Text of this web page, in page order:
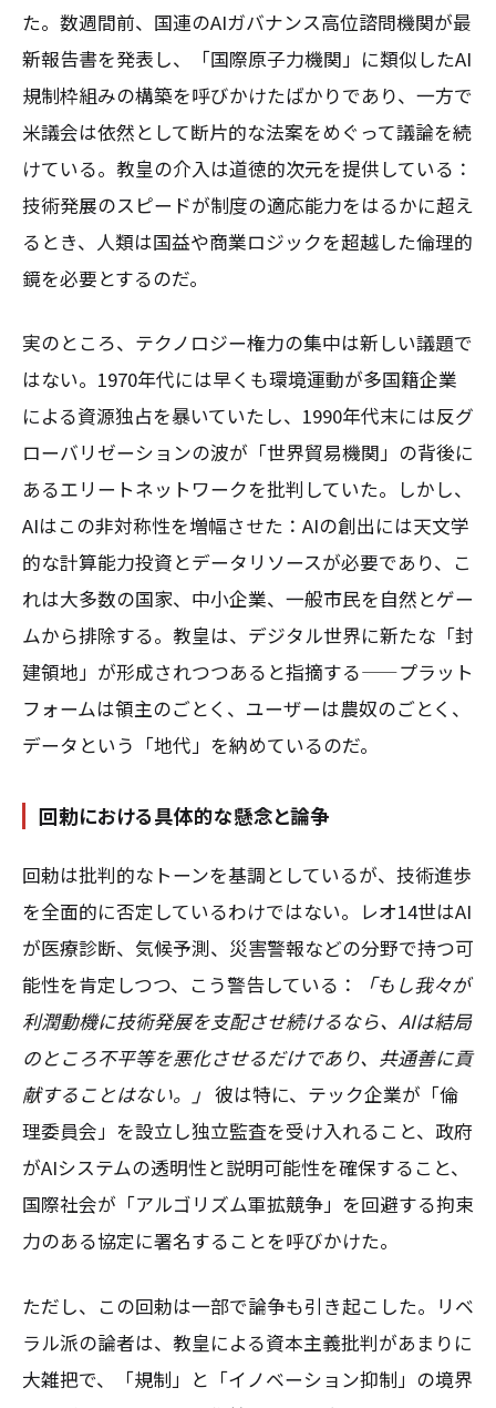
た。数週間前、国連のAIガバナンス高位諮問機関が最
新報告書を発表し、「国際原子力機関」に類似したAI
規制枠組みの構築を呼びかけたばかりであり、一方で
米議会は依然として断片的な法案をめぐって議論を続
けている。教皇の介入は道徳的次元を提供している：
技術発展のスピードが制度の適応能力をはるかに超え
るとき、人類は国益や商業ロジックを超越した倫理的
鏡を必要とするのだ。
実のところ、テクノロジー権力の集中は新しい議題で
はない。1970年代には早くも環境運動が多国籍企業
による資源独占を暴いていたし、1990年代末には反グ
ローバリゼーションの波が「世界貿易機関」の背後に
あるエリートネットワークを批判していた。しかし、
AIはこの非対称性を増幅させた：AIの創出には天文学
的な計算能力投資とデータリソースが必要であり、こ
れは大多数の国家、中小企業、一般市民を自然とゲー
ムから排除する。教皇は、デジタル世界に新たな「封
建領地」が形成されつつあると指摘する——プラット
フォームは領主のごとく、ユーザーは農奴のごとく、
データという「地代」を納めているのだ。
回勅における具体的な懸念と論争
回勅は批判的なトーンを基調としているが、技術進歩
を全面的に否定しているわけではない。レオ14世はAI
が医療診断、気候予測、災害警報などの分野で持つ可
能性を肯定しつつ、こう警告している：
「もし我々が
利潤動機に技術発展を支配させ続けるなら、AIは結局
のところ不平等を悪化させるだけであり、共通善に貢
献することはない。」 彼は特に、テック企業が「倫
理委員会」を設立し独立監査を受け入れること、政府
がAIシステムの透明性と説明可能性を確保すること、
国際社会が「アルゴリズム軍拡競争」を回避する拘束
力のある協定に署名することを呼びかけた。
ただし、この回勅は一部で論争も引き起こした。リベ
ラル派の論者は、教皇による資本主義批判があまりに
大雑把で、「規制」と「イノベーション抑制」の境界